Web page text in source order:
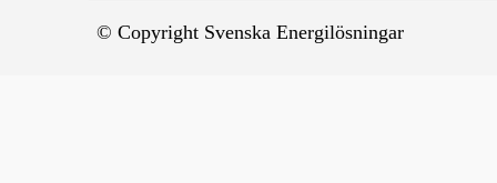
© Copyright Svenska Energilösningar